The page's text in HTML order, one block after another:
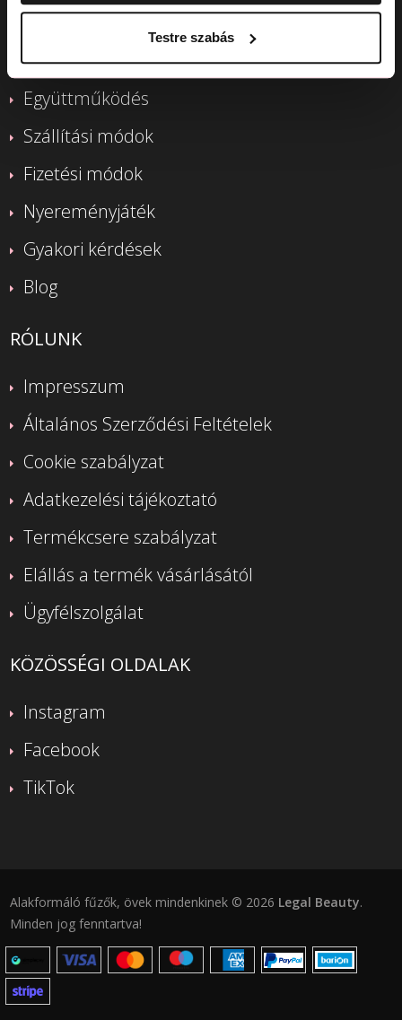
Testre szabás
Elállás
Együttműködés
Szállítási módok
Fizetési módok
Nyereményjáték
Gyakori kérdések
Blog
RÓLUNK
Impresszum
Általános Szerződési Feltételek
Cookie szabályzat
Adatkezelési tájékoztató
Termékcsere szabályzat
Elállás a termék vásárlásától
Ügyfélszolgálat
KÖZÖSSÉGI OLDALAK
Instagram
Facebook
TikTok
Alakformáló fűzők, övek mindenkinek © 2026 Legal Beauty.
Minden jog fenntartva!